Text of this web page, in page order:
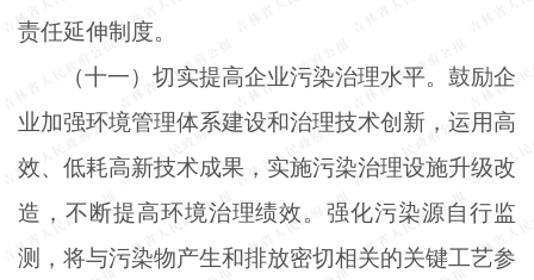
责任延伸制度。
（十一）切实提高企业污染治理水平。鼓励企
业加强环境管理体系建设和治理技术创新，运用高
效、低耗高新技术成果，实施污染治理设施升级改
造，不断提高环境治理绩效。强化污染源自行监
测，将与污染物产生和排放密切相关的关键工艺参